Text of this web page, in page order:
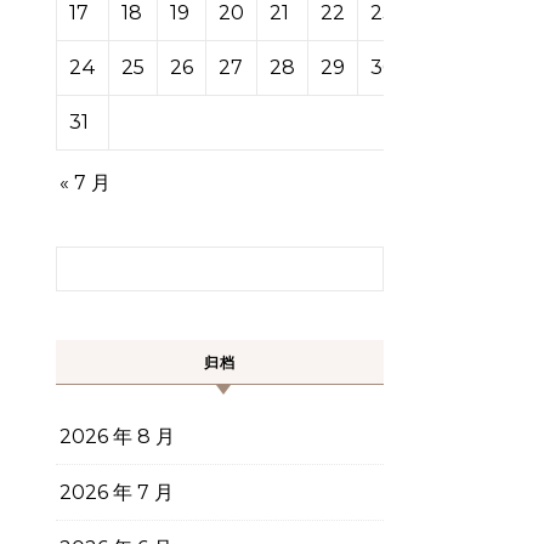
17 18 19 20 21 22 23
24 25 26 27 28 29 30
31
« 7 月
归档
2026 年 8 月
2026 年 7 月